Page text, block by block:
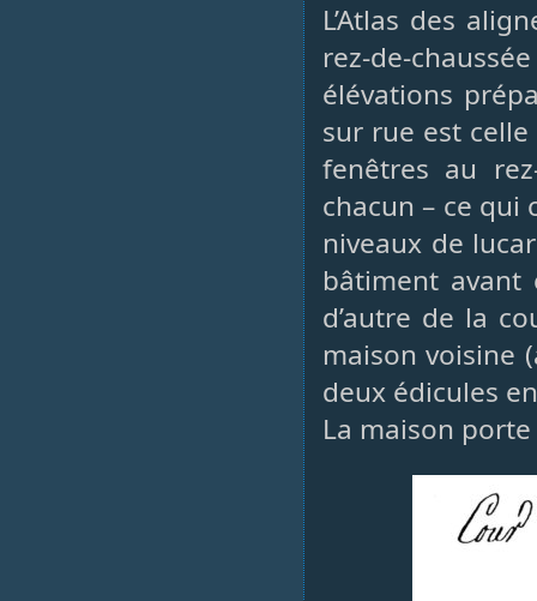
L’Atlas des
rez-de-
élévations
sur rue est
fenêtres au
chacun – ce qui
niveaux de
bâtiment avant
d’autre de la
maison voisine
deux édicules
La maison porte